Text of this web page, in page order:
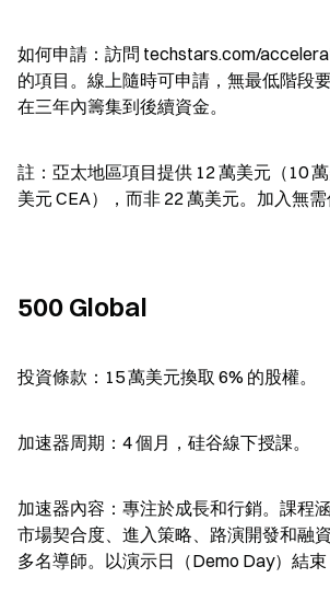
如何申請：訪問 techstars.com/
的項目。線上隨時可申請，無最低階段
在三年內籌集到後續資金。
註：亞太地區項目提供 12 萬美元（10
美元 CEA），而非 22 萬美元。加入無需
500 Global
投資條款：15 萬美元換取 6% 的股權。
加速器周期：4 個月，硅谷線下授課。
加速器內容：專注於成長和行銷。課程
市場契合度、進入策略、路演開發和融
多名導師。以演示日（Demo Day）結束